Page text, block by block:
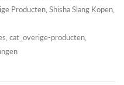
Producten Shisha Slang Kopen
cat_overige-producten,